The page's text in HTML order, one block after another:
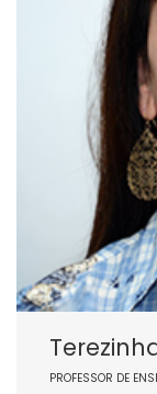
PROFESSOR DE